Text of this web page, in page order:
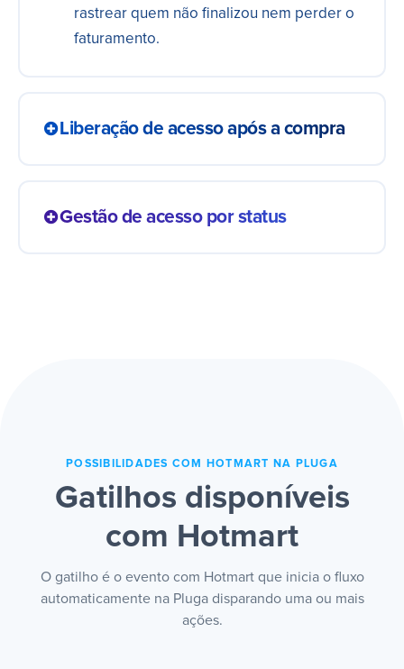
rastrear quem não finalizou nem perder o
faturamento.
Liberação de acesso após a compra
aluno. O comprador entra no produto em
Gestão de acesso por status
POSSIBILIDADES COM HOTMART NA PLUGA
Gatilhos disponíveis
com Hotmart
O gatilho é o evento com Hotmart que inicia o fluxo
automaticamente na Pluga disparando uma ou mais
ações.